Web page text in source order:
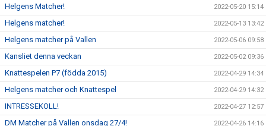
Helgens Matcher! 2022-05-20 15:14
Helgens matcher! 2022-05-13 13:42
Helgens matcher på Vallen 2022-05-06 09:58
Kansliet denna veckan 2022-05-02 09:36
Knattespelen P7 (födda 2015) 2022-04-29 14:34
Helgens matcher och Knattespel 2022-04-29 14:32
INTRESSEKOLL! 2022-04-27 12:57
DM Matcher på Vallen onsdag 27/4! 2022-04-26 14:16